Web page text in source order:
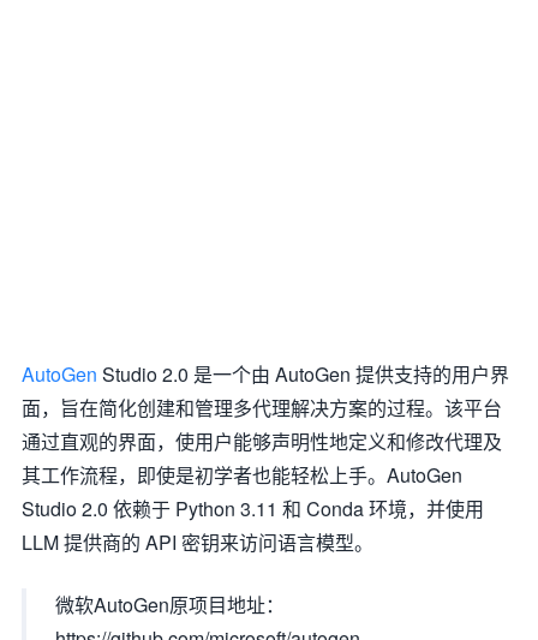
AutoGen Studio 2.0 是一个由 AutoGen 提供支持的用户界
面，旨在简化创建和管理多代理解决方案的过程。该平台
通过直观的界面，使用户能够声明性地定义和修改代理及
其工作流程，即使是初学者也能轻松上手。AutoGen
Studio 2.0 依赖于 Python 3.11 和 Conda 环境，并使用
LLM 提供商的 API 密钥来访问语言模型。
微软AutoGen原项目地址：